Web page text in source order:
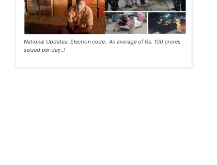
National Updates: Election code.. An average of Rs. 100 crores
seized per day..!